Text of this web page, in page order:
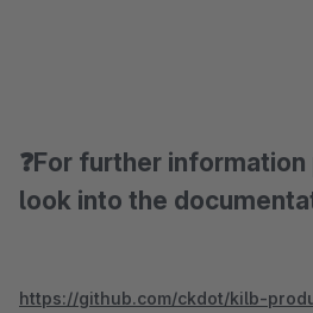
❓For further
look into the
https://github.com/ckdot/kilb-